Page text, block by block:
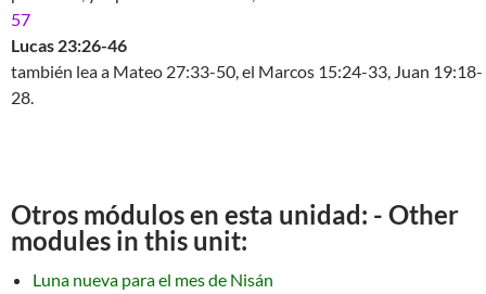
57
Lucas 23:26-46
también lea a Mateo 27:33-50, el Marcos 15:24-33, Juan 19:18-
28.
Otros módulos en esta unidad: - Other
modules in this unit:
Luna nueva para el mes de Nisán